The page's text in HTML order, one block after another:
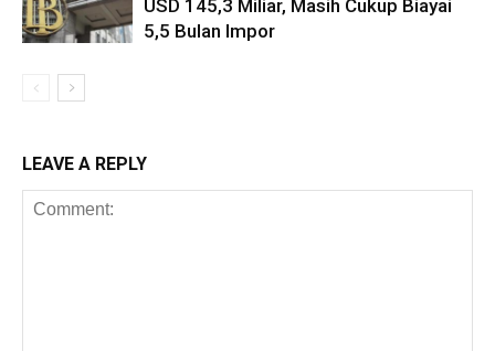
USD 145,3 Miliar, Masih Cukup Biayai
5,5 Bulan Impor
LEAVE A REPLY